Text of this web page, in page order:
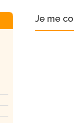
Je me